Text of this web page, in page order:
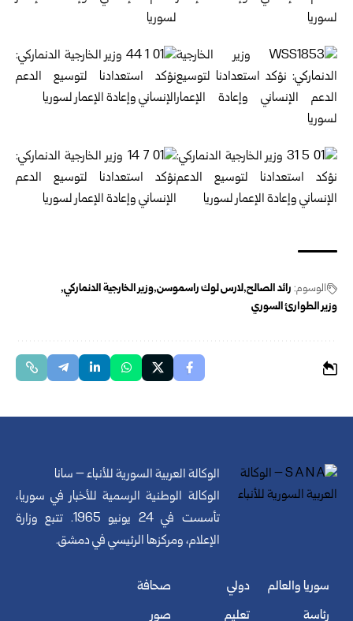
الوسوم: رائد الصالح لارس لوك راسموسن وزير الخارجية الدنماركي
وزير الطوارئ السوري
الوكالة العربية السورية للأنباء – سانا
الوكالة الوطنية الرسمية للأخبار في سوريا،
تأسست في 24 يونيو 1965. تتبع وزارة
الإعلام، ومركزها الرئيسي في دمشق.
سوريا والعالم
رئاسة
دولي
تعليم
صحافة
صور